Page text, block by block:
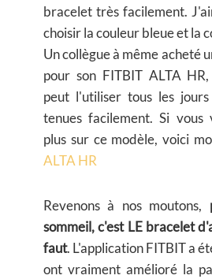
bracelet très facilement.
choisir la couleur bleue et la
Un collègue à même acheté
pour son FITBIT ALTA
peut l'utiliser tous les
tenues facilement. Si vous
plus sur ce modèle, voici
ALTA HR
Revenons à nos moutons,
sommeil, c'est LE bracelet
faut. L'application FITBIT a
ont vraiment amélioré la